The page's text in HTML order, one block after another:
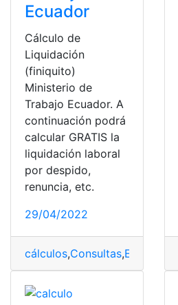
Ecuador
Cálculo de
Liquidación
(finiquito)
Ministerio de
Trabajo Ecuador. A
continuación podrá
calcular GRATIS la
liquidación laboral
por despido,
renuncia, etc.
29/04/2022
cálculos,Consultas,Empleado